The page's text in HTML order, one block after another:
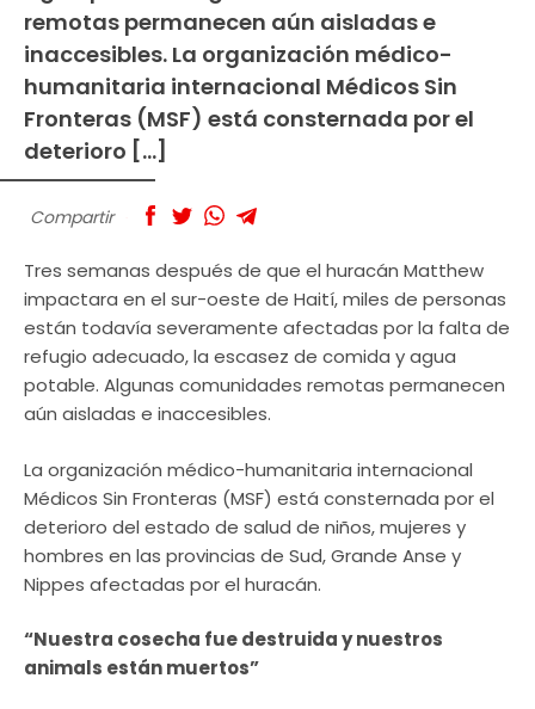
remotas permanecen aún aisladas e
inaccesibles. La organización médico-
humanitaria internacional Médicos Sin
Fronteras (MSF) está consternada por el
deterioro […]
Compartir
Tres semanas después de que el huracán Matthew
impactara en el sur-oeste de Haití, miles de personas
están todavía severamente afectadas por la falta de
refugio adecuado, la escasez de comida y agua
potable. Algunas comunidades remotas permanecen
aún aisladas e inaccesibles.
La organización médico-humanitaria internacional
Médicos Sin Fronteras (MSF) está consternada por el
deterioro del estado de salud de niños, mujeres y
hombres en las provincias de Sud, Grande Anse y
Nippes afectadas por el huracán.
“Nuestra cosecha fue destruida y nuestros
animals están muertos”